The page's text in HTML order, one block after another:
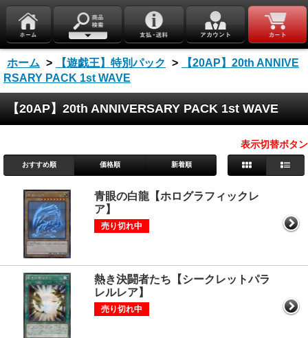
ホーム > 【遊戯王】特別パック >
【20AP】20th ANNIVE
RSARY PACK 1st WAVE
【20AP】20th ANNIVERSARY PACK 1st WAVE
表示切替ボタン
おすすめ順 価格順 新着順
青眼の白龍【ホログラフィックレ
ア】
売り切れ中
熱き決闘者たち【シークレットパラ
レルレア】
売り切れ中